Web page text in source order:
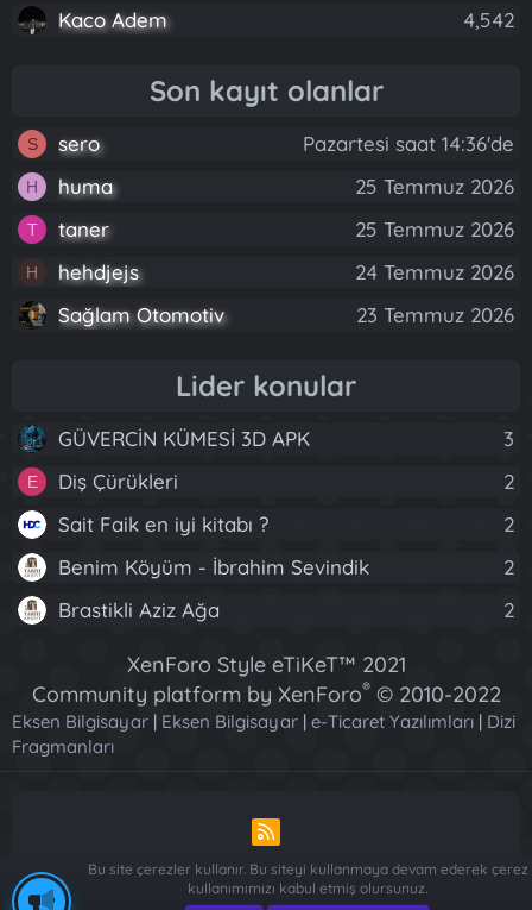
Kaco Adem
4,542
Son kayıt olanlar
S sero Pazartesi saat 14:36'de
H huma 25 Temmuz 2026
T taner 25 Temmuz 2026
H hehdjejs
24 Temmuz 2026
Sağlam Otomotiv
23 Temmuz 2026
Lider konular
GÜVERCİN KÜMESİ 3D APK 3
E Diş Çürükleri
2
Sait Faik en iyi kitabı ?
2
Benim Köyüm - İbrahim Sevindik
2
Brastikli Aziz Ağa
2
XenForo Style eTiKeT™ 2021
Community platform by XenForo® © 2010-2022
XenForo Ltd.
[XGT] Forum statistics system
Eksen Bilgisayar | Eksen Bilgisayar | e-Ticaret Yazılımları | Dizi
Fragmanları
R
S
Piese Auto Dacia Arges-Piese Auto Dacia Arges-Renault ve
Bu site çerezler kullanır. Bu siteyi kullanmaya devam ederek çerez
kullanımımızı kabul etmiş olursunuz.